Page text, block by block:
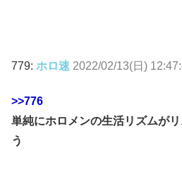
779: ホロ速 2022/02/13(日)
>>776
単純にホロメンの生活リズムが
う